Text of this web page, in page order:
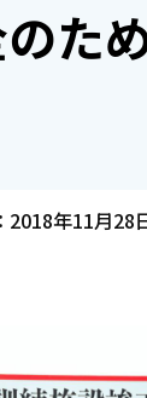
た
2018年11月28